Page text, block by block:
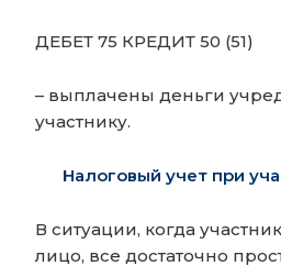
ДЕБЕТ 75 КРЕДИТ 50 (51)
– выплачены деньги
участнику.
Налоговый учет при
В ситуации, когда
лицо, все достаточно